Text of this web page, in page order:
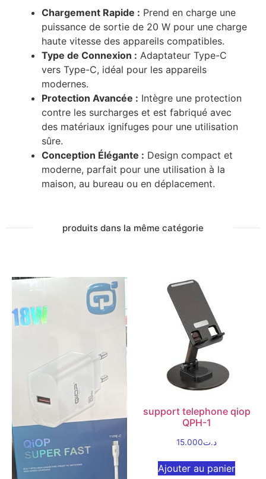
Chargement Rapide : Prend en charge une
puissance de sortie de 20 W pour une charge
haute vitesse des appareils compatibles.
Type de Connexion : Adaptateur Type-C
vers Type-C, idéal pour les appareils
modernes.
Protection Avancée : Intègre une protection
contre les surcharges et est fabriqué avec
des matériaux ignifuges pour une utilisation
sûre.
Conception Élégante : Design compact et
moderne, parfait pour une utilisation à la
maison, au bureau ou en déplacement.
produits dans la même catégorie
support telephone qiop
QPH-1
د.ت15.000
Ajouter au panier